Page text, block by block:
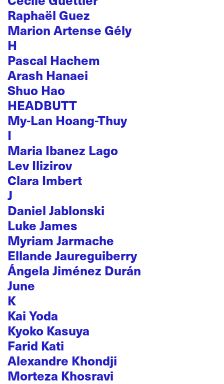
Raphaël Guez
Marion Artense Gély
H
Pascal Hachem
Arash Hanaei
Shuo Hao
HEADBUTT
My-Lan Hoang-Thuy
I
Maria Ibanez Lago
Lev Ilizirov
Clara Imbert
J
Daniel Jablonski
Luke James
Myriam Jarmache
Ellande Jaureguiberry
Ángela Jiménez Durán
June
K
Kai Yoda
Kyoko Kasuya
Farid Kati
Alexandre Khondji
Morteza Khosravi